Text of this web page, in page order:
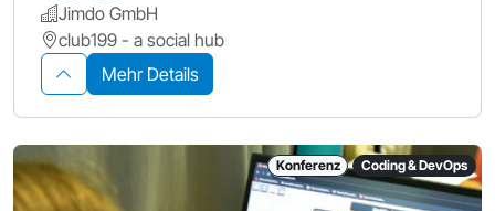
Jimdo GmbH
club199 - a social hub
Mehr Details
Konferenz Coding & DevOps